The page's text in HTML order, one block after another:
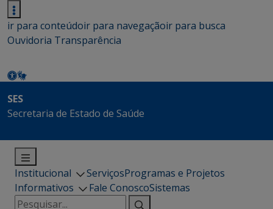
ir para conteúdoir para navegaçãoir para busca
Ouvidoria Transparência
SES
Secretaria de Estado de Saúde
Institucional ServiçosProgramas e Projetos
Informativos
Fale ConoscoSistemas
Pesquisar